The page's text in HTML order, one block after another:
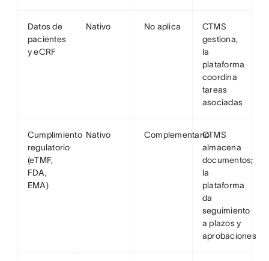
Datos de
pacientes
y eCRF
Nativo No aplica
CTMS
gestiona,
la
plataforma
coordina
tareas
asociadas
Cumplimiento
regulatorio
(eTMF,
FDA,
EMA)
Nativo ComplementarioCTMS
almacena
documentos;
la
plataforma
da
seguimiento
a plazos y
aprobaciones